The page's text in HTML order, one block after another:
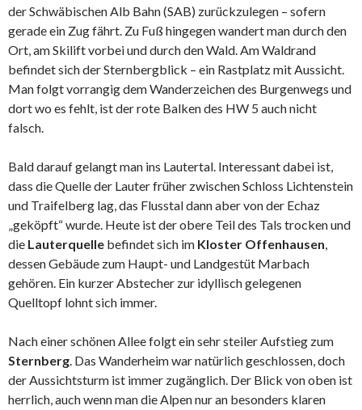
der Schwäbischen Alb Bahn (SAB) zurückzulegen – sofern
gerade ein Zug fährt. Zu Fuß hingegen wandert man durch den
Ort, am Skilift vorbei und durch den Wald. Am Waldrand
befindet sich der Sternbergblick – ein Rastplatz mit Aussicht.
Man folgt vorrangig dem Wanderzeichen des Burgenwegs und
dort wo es fehlt, ist der rote Balken des HW 5 auch nicht
falsch.
Bald darauf gelangt man ins Lautertal. Interessant dabei ist,
dass die Quelle der Lauter früher zwischen Schloss Lichtenstein
und Traifelberg lag, das Flusstal dann aber von der Echaz
„geköpft“ wurde. Heute ist der obere Teil des Tals trocken und
die Lauterquelle befindet sich im Kloster Offenhausen,
dessen Gebäude zum Haupt- und Landgestüt Marbach
gehören. Ein kurzer Abstecher zur idyllisch gelegenen
Quelltopf lohnt sich immer.
Nach einer schönen Allee folgt ein sehr steiler Aufstieg zum
Sternberg. Das Wanderheim war natürlich geschlossen, doch
der Aussichtsturm ist immer zugänglich. Der Blick von oben ist
herrlich, auch wenn man die Alpen nur an besonders klaren